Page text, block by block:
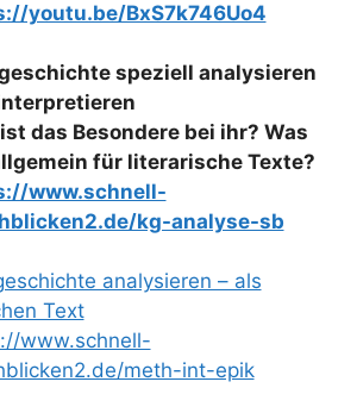
youtu.be/BxS7k746Uo4
speziell analysieren
das Besondere bei ihr? Was
für literarische Texte?
www.schnell-
kg-analyse-sb
analysieren – als
Text
www.schnell-
meth-int-epik